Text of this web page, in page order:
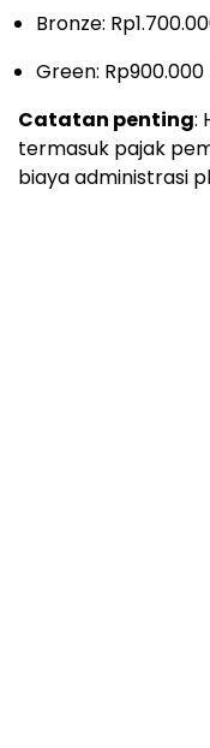
Bronze:
Green: Rp900.000
Catatan penting:
termasuk pajak
biaya administrasi